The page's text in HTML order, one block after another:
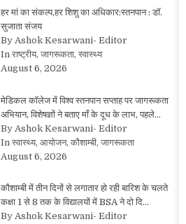
हर मां का संकल्प,हर शिशु का अधिकार:स्तनपान : डॉ.
सुजाता संजय
By Ashok Kesarwani- Editor
In राष्ट्रीय, जागरूकता, स्वास्थ्य
August 6, 2026
मेडिकल कॉलेज में विश्व स्तनपान सप्ताह पर जागरूकता
अभियान, विशेषज्ञों ने बताए माँ के दूध के लाभ, पहले…
By Ashok Kesarwani- Editor
In स्वास्थ्य, आयोजन, कौशाम्बी, जागरूकता
August 6, 2026
कौशाम्बी में तीन दिनों से लगातार हो रही बारिश के चलते
कक्षा 1 से 8 तक के विद्यालयों में BSA ने दो दि…
By Ashok Kesarwani- Editor